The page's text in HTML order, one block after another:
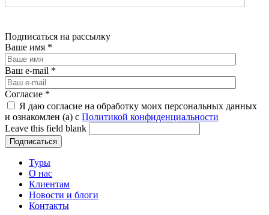
Подписаться на рассылку
Ваше имя *
Ваш e-mail *
Согласие *
Я даю согласие на обработку моих персональных данных
и ознакомлен (а) с Политикой конфиденциальности
Leave this field blank
Туры
О нас
Клиентам
Новости и блоги
Контакты